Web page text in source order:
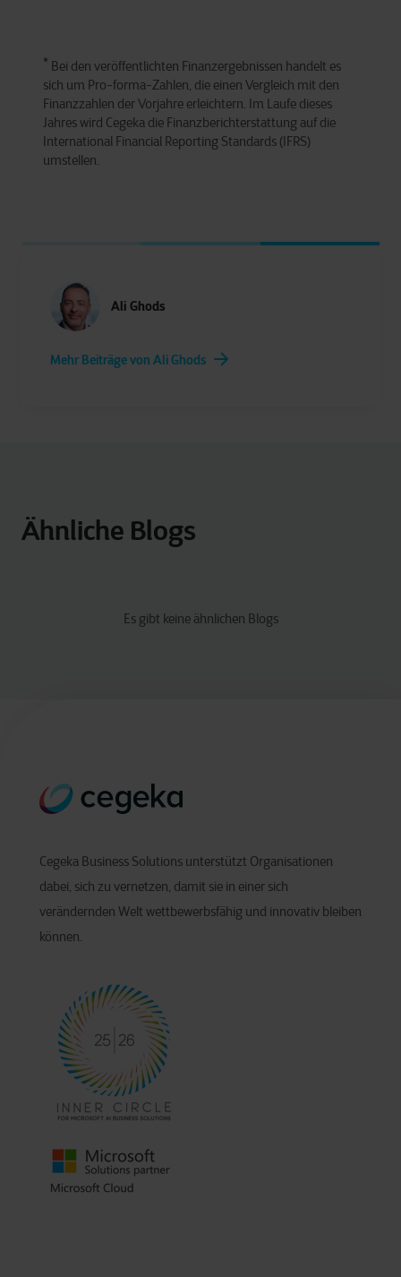
* Bei den veröffentlichten Finanzergebnissen handelt es
sich um Pro-forma-Zahlen, die einen Vergleich mit den
Finanzzahlen der Vorjahre erleichtern. Im Laufe dieses
Jahres wird Cegeka die Finanzberichterstattung auf die
International Financial Reporting Standards (IFRS)
umstellen.
Ali Ghods
Mehr Beiträge von Ali Ghods
Ähnliche Blogs
Es gibt keine ähnlichen Blogs
Cegeka Business Solutions unterstützt Organisationen
dabei, sich zu vernetzen, damit sie in einer sich
verändernden Welt wettbewerbsfähig und innovativ bleiben
können.